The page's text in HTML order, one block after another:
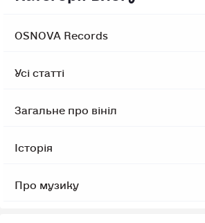
OSNOVA Records
Усі статті
Загальне про вініл
Історія
Про музику